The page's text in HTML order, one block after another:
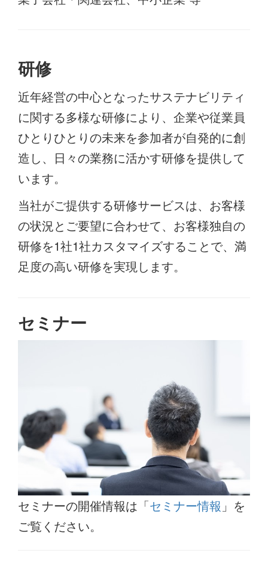
研修
近年経営の中心となったサステナビリティ
に関する多様な研修により、企業や従業員
ひとりひとりの未来を参加者が自発的に創
造し、日々の業務に活かす研修を提供して
います。
当社がご提供する研修サービスは、お客様
の状況とご要望に合わせて、お客様独自の
研修を1社1社カスタマイズすることで、満
足度の高い研修を実現します。
セミナー
セミナーの開催情報は「セミナー情報 」を
ご覧ください。